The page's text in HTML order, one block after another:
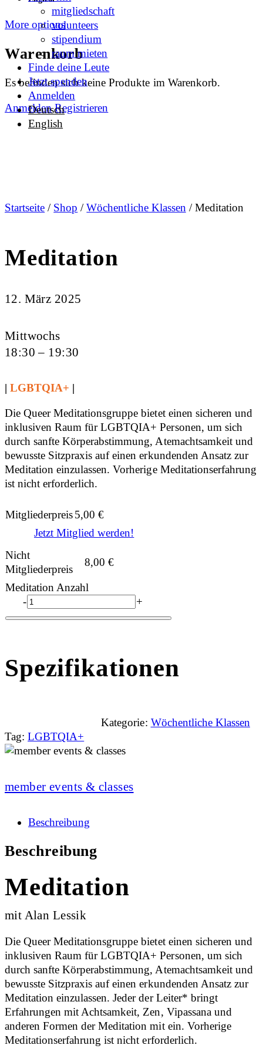
More options
Warenkorb
Es befinden sich keine Produkte im Warenkorb.
Anmelden Registrieren
mitgliedschaft
volunteers
stipendium
raum mieten
Finde deine Leute
Jetzt spenden
Anmelden
Deutsch
English
Startseite / Shop /Wöchentliche Klassen/ Meditation
Meditation
12. März 2025
Mittwochs
18:30 – 19:30
|LGBTQIA+ |
Die Queer Meditationsgruppe bietet einen sicheren und
inklusiven Raum für LGBTQIA+ Personen, um sich
durch sanfte Körperabstimmung, Atemachtsamkeit und
bewusste Sitzpraxis auf einen erkundenden Ansatz zur
Meditation einzulassen. Vorherige Meditationserfahrung
ist nicht erforderlich.
Mitgliederpreis5,00€
Jetzt Mitglied werden!
Nicht
Mitgliederpreis
8,00€
Meditation Anzahl
-
+
Spezifikationen
Kategorie: Wöchentliche Klassen
Tag: LGBTQIA+
member events & classes
Beschreibung
Beschreibung
Meditation
mit Alan Lessik
Die Queer Meditationsgruppe bietet einen sicheren und
inklusiven Raum für LGBTQIA+ Personen, um sich
durch sanfte Körperabstimmung, Atemachtsamkeit und
bewusste Sitzpraxis auf einen erkundenden Ansatz zur
Meditation einzulassen. Jeder der Leiter* bringt
Erfahrungen mit Achtsamkeit, Zen, Vipassana und
anderen Formen der Meditation mit ein. Vorherige
Meditationserfahrung ist nicht erforderlich.